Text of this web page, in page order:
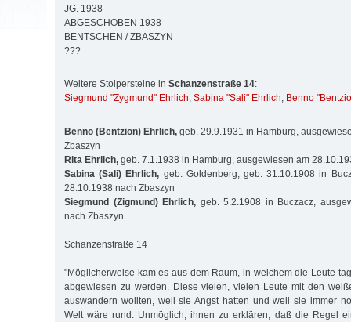
JG. 1938
ABGESCHOBEN 1938
BENTSCHEN / ZBASZYN
???
Weitere Stolpersteine in Schanzenstraße 14:
Siegmund "Zygmund" Ehrlich, Sabina "Sali" Ehrlich, Benno
Benno (Bentzion) Ehrlich, geb. 29.9.1931 in Hamburg,
Zbaszyn
Rita Ehrlich, geb. 7.1.1938 in Hamburg, ausgewiesen am
Sabina (Sali) Ehrlich, geb. Goldenberg, geb. 31.10.1908 in
28.10.1938 nach Zbaszyn
Siegmund (Zigmund) Ehrlich, geb. 5.2.1908 in Buczacz,
nach Zbaszyn
Schanzenstraße 14
"Möglicherweise kam es aus dem Raum, in welchem die Leute
abgewiesen zu werden. Diese vielen, vielen Leute mit den
auswandern wollten, weil sie Angst hatten und weil sie immer
Welt wäre rund. Unmöglich, ihnen zu erklären, daß die Regel